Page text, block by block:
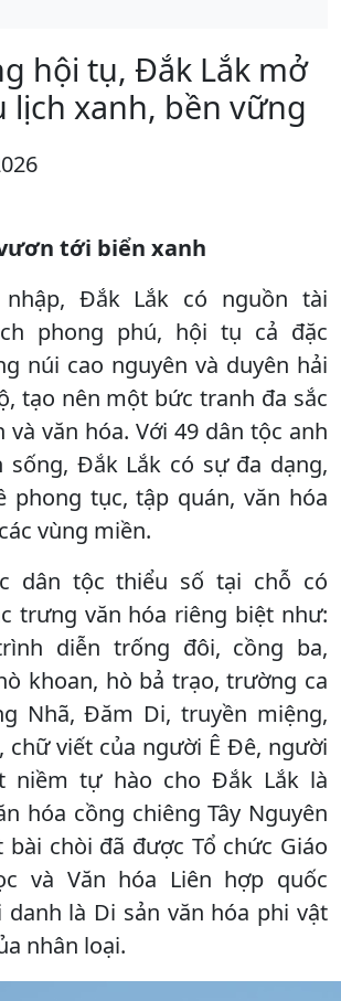
hội tụ, Đắk Lắk mở
lịch xanh, bền vững
tới biển xanh
Đắk Lắk có nguồn tài
phong phú, hội tụ cả đặc
núi cao nguyên và duyên hải
tạo nên một bức tranh đa sắc
và văn hóa. Với 49 dân tộc anh
sống, Đắk Lắk có sự đa dạng,
phong tục, tập quán, văn hóa
vùng miền.
dân tộc thiểu số tại chỗ có
trưng văn hóa riêng biệt như:
diễn trống đôi, cồng ba,
khoan, hò bả trạo, trường ca
Nhã, Đăm Di, truyền miệng,
chữ viết của người Ê Đê, người
niềm tự hào cho Đắk Lắk là
hóa cồng chiêng Tây Nguyên
bài chòi đã được Tổ chức Giáo
và Văn hóa Liên hợp quốc
danh là Di sản văn hóa phi vật
nhân loại.